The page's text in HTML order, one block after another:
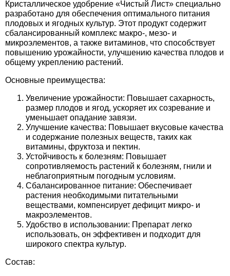
Кристаллическое удобрение «Чистый Лист» специально
разработано для обеспечения оптимального питания
плодовых и ягодных культур. Этот продукт содержит
сбалансированный комплекс макро-, мезо- и
микроэлементов, а также витаминов, что способствует
повышению урожайности, улучшению качества плодов и
общему укреплению растений.
Основные преимущества:
Увеличение урожайности: Повышает сахарность,
размер плодов и ягод, ускоряет их созревание и
уменьшает опадание завязи.
Улучшение качества: Повышает вкусовые качества
и содержание полезных веществ, таких как
витамины, фруктоза и пектин.
Устойчивость к болезням: Повышает
сопротивляемость растений к болезням, гнили и
неблагоприятным погодным условиям.
Сбалансированное питание: Обеспечивает
растения необходимыми питательными
веществами, компенсирует дефицит микро- и
макроэлементов.
Удобство в использовании: Препарат легко
использовать, он эффективен и подходит для
широкого спектра культур.
Состав:
Семена сидератов
Семена табака
Семена томатов
Семена газонной травы
Семена тыквы, патиссона
Семена укропа
Семена фасоли
Семена цветов
Семена шпината
Семена щавеля
Элитные семена в банках
Средства защиты от мух
Средства защиты от моли
Средства защиты от капустницы
Средства защиты от кротов
Средства защиты от грызунов
Препараты для септиков, выгребных ям и
дачных туалетов, биодеструкторы
Хозяйственные товары
Средства защиты растений
Лидеры продаж